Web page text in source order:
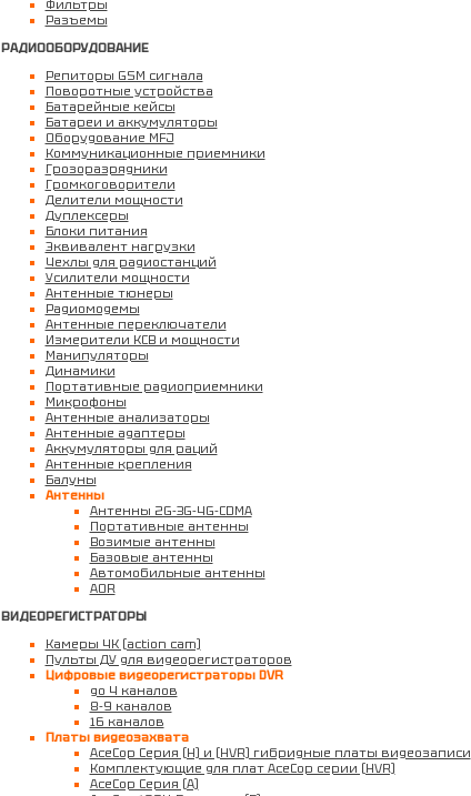
Фильтры
Разъемы
РАДИООБОРУДОВАНИЕ
Репиторы GSM сигнала
Поворотные устройства
Батарейные кейсы
Батареи и аккумуляторы
Оборудование MFJ
Коммуникационные приемники
Грозоразрядники
Громкоговорители
Делители мощности
Дуплексеры
Блоки питания
Эквивалент нагрузки
Чехлы для радиостанций
Усилители мощности
Антенные тюнеры
Радиомодемы
Антенные переключатели
Измерители КСВ и мощности
Манипуляторы
Динамики
Портативные радиоприемники
Микрофоны
Антенные анализаторы
Антенные адаптеры
Аккумуляторы для раций
Антенные крепления
Балуны
Антенны
Антенны 2G-3G-4G-CDMA
Портативные антенны
Возимые антенны
Базовые антенны
Автомобильные антенны
AOR
ВИДЕОРЕГИСТРАТОРЫ
Камеры 4К (action cam)
Пульты ДУ для видеорегистраторов
Цифровые видеорегистраторы DVR
до 4 каналов
8-9 каналов
16 каналов
Платы видеозахвата
AceCop Серия (H) и (HVR) гибридные платы видеозаписи
Комплектующие для плат AceCop серии (HVR)
AceCop Серия (A)